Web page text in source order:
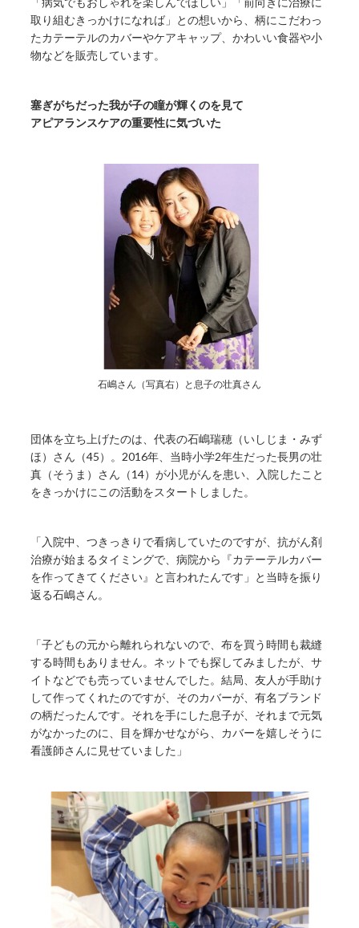
取り組むきっかけになれば」との想いから、柄にこだわっ
たカテーテルのカバーやケアキャップ、かわいい食器や小
物などを販売しています。
塞ぎがちだった我が子の瞳が輝くのを見て
アピアランスケアの重要性に気づいた
石嶋さん（写真右）と息子の壮真さん
団体を立ち上げたのは、代表の石嶋瑞穂（いしじま・みず
ほ）さん（45）。2016年、当時小学2年生だった長男の壮
真（そうま）さん（14）が小児がんを患い、入院したこと
をきっかけにこの活動をスタートしました。
「入院中、つきっきりで看病していたのですが、抗がん剤
治療が始まるタイミングで、病院から『カテーテルカバー
を作ってきてください』と言われたんです」と当時を振り
返る石嶋さん。
「子どもの元から離れられないので、布を買う時間も裁縫
する時間もありません。ネットでも探してみましたが、サ
イトなどでも売っていませんでした。結局、友人が手助け
して作ってくれたのですが、そのカバーが、有名ブランド
の柄だったんです。それを手にした息子が、それまで元気
がなかったのに、目を輝かせながら、カバーを嬉しそうに
看護師さんに見せていました」